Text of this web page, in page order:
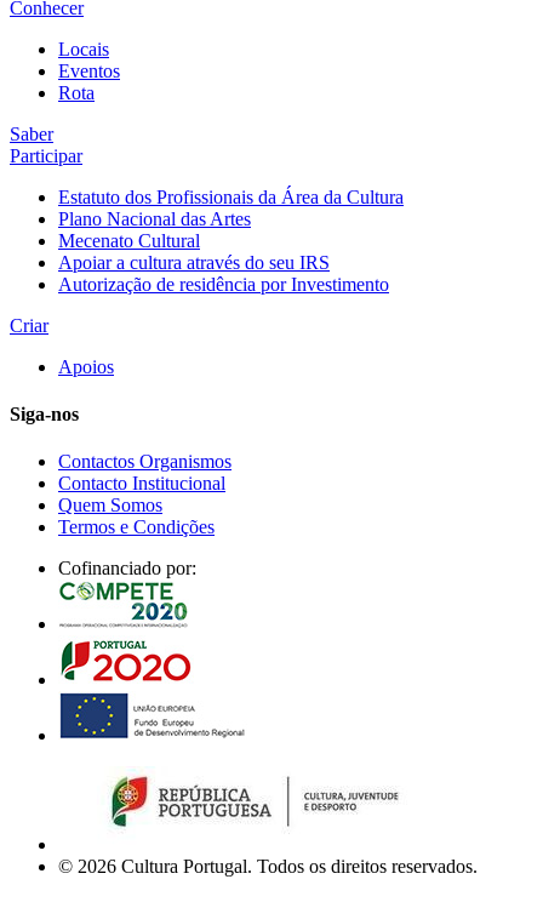
Conhecer
Locais
Eventos
Rota
Saber
Participar
Estatuto dos Profissionais da Área da Cultura
Plano Nacional das Artes
Mecenato Cultural
Apoiar a cultura através do seu IRS
Autorização de residência por Investimento
Criar
Apoios
Siga-nos
Contactos Organismos
Contacto Institucional
Quem Somos
Termos e Condições
Cofinanciado por:
© 2026 Cultura Portugal. Todos os direitos reservados.